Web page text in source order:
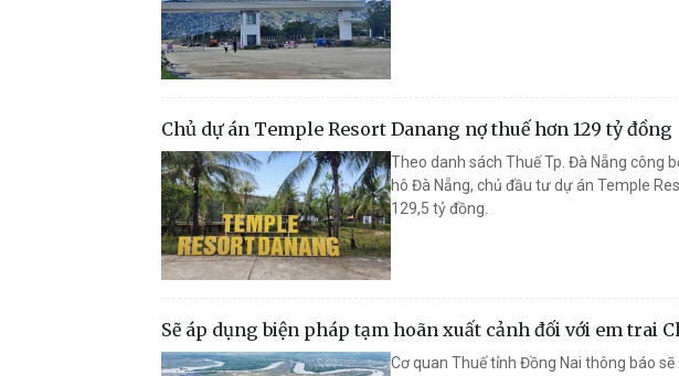
Chủ dự án Temple Resort Danang nợ thuế hơn 129 tỷ đồng
Theo danh sách Thuế Tp. Đà Nẵng công
hô Đà Nẵng, chủ đầu tư dự án Temple
129,5 tỷ đồng.
Sẽ áp dụng biện pháp tạm hoãn xuất cảnh đối với em trai
Cơ quan Thuế tỉnh Đồng Nai thông báo